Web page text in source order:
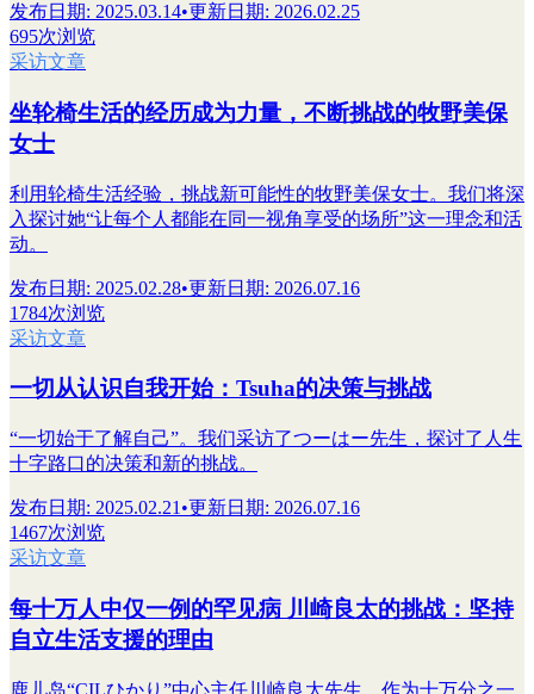
发布日期: 2025.03.14•更新日期: 2026.02.25
695次浏览
采访文章
坐轮椅生活的经历成为力量，不断挑战的牧野美保
女士
利用轮椅生活经验，挑战新可能性的牧野美保女士。我们将深
入探讨她“让每个人都能在同一视角享受的场所”这一理念和活
动。
发布日期: 2025.02.28•更新日期: 2026.07.16
1784次浏览
采访文章
一切从认识自我开始：Tsuha的决策与挑战
“一切始于了解自己”。我们采访了つーはー先生，探讨了人生
十字路口的决策和新的挑战。
发布日期: 2025.02.21 •更新日期: 2026.07.16
1467次浏览
采访文章
每十万人中仅一例的罕见病 川崎良太的挑战：坚持
自立生活支援的理由
鹿儿岛“CILひかり”中心主任川崎良太先生。作为十万分之一